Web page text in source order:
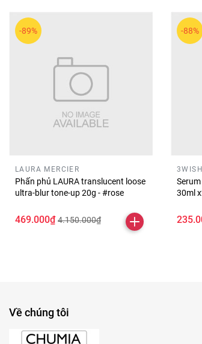
💖Lời tổng kết ngắn
Son kem PERIPERA Ink Velvet Tint là lựa
-89%
LAURA MERCIER
Phấn phủ LAURA translucent loose
ultra-blur tone-up 20g - #rose
469.000₫ 4.150.000₫
-88%
30ml
Về chúng tôi